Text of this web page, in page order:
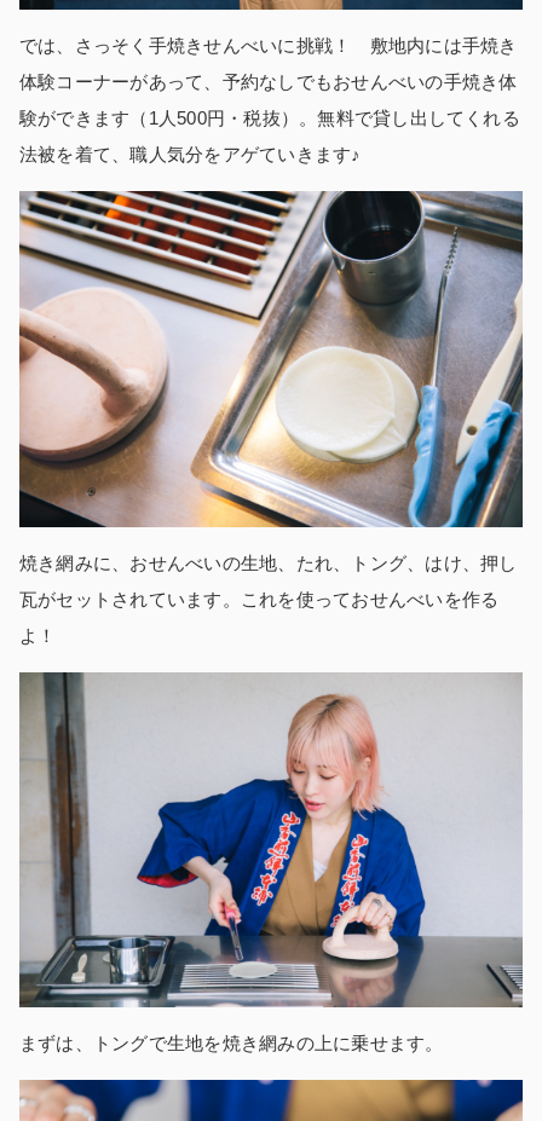
では、さっそく手焼きせんべいに挑戦！ 敷地内には手焼き
体験コーナーがあって、予約なしでもおせんべいの手焼き体
験ができます（1人500円・税抜）。無料で貸し出してくれる
法被を着て、職人気分をアゲていきます♪
焼き網みに、おせんべいの生地、たれ、トング、はけ、押し
瓦がセットされています。これを使っておせんべいを作る
よ！
まずは、トングで生地を焼き網みの上に乗せます。